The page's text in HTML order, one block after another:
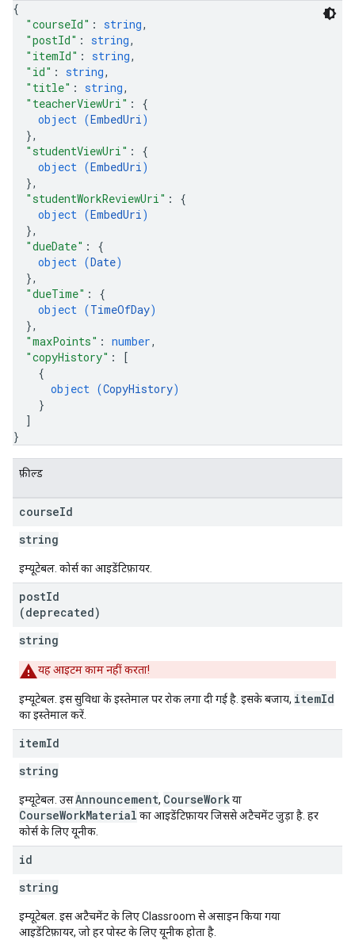
{
"courseId" : string,
"postId" : string,
"itemId" : string,
"id" : string,
"title" : string,
"teacherViewUri" : {
object (EmbedUri)
},
"studentViewUri" : {
object (EmbedUri)
},
"studentWorkReviewUri" : {
object (EmbedUri)
},
"dueDate" : {
object (Date)
},
"dueTime" : {
object (TimeOfDay)
},
"maxPoints" : number,
"copyHistory" :
[
{
object (CopyHistory)
}
]
}
फ़ील्ड
courseId
string
इम्यूटेबल. कोर्स का आइडेंटिफ़ायर.
postId
(deprecated)
string
यह आइटम काम नहीं करता!
इम्यूटेबल. इस सुविधा के इस्तेमाल पर रोक लगा दी गई है. इसके बजाय, itemId
का इस्तेमाल करें.
itemId
string
इम्यूटेबल. उसAnnouncement, CourseWorkया
CourseWorkMaterial का आइडेंटिफ़ायर जिससे अटैचमेंट जुड़ा है. हर
कोर्स के लिए यूनीक.
id
string
इम्यूटेबल. इस अटैचमेंट के लिए Classroom से असाइन किया गया
आइडेंटिफ़ायर, जो हर पोस्ट के लिए यूनीक होता है.